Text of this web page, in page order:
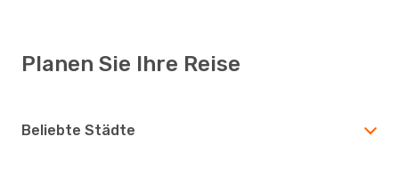
Planen Sie Ihre Reise
Beliebte Städte